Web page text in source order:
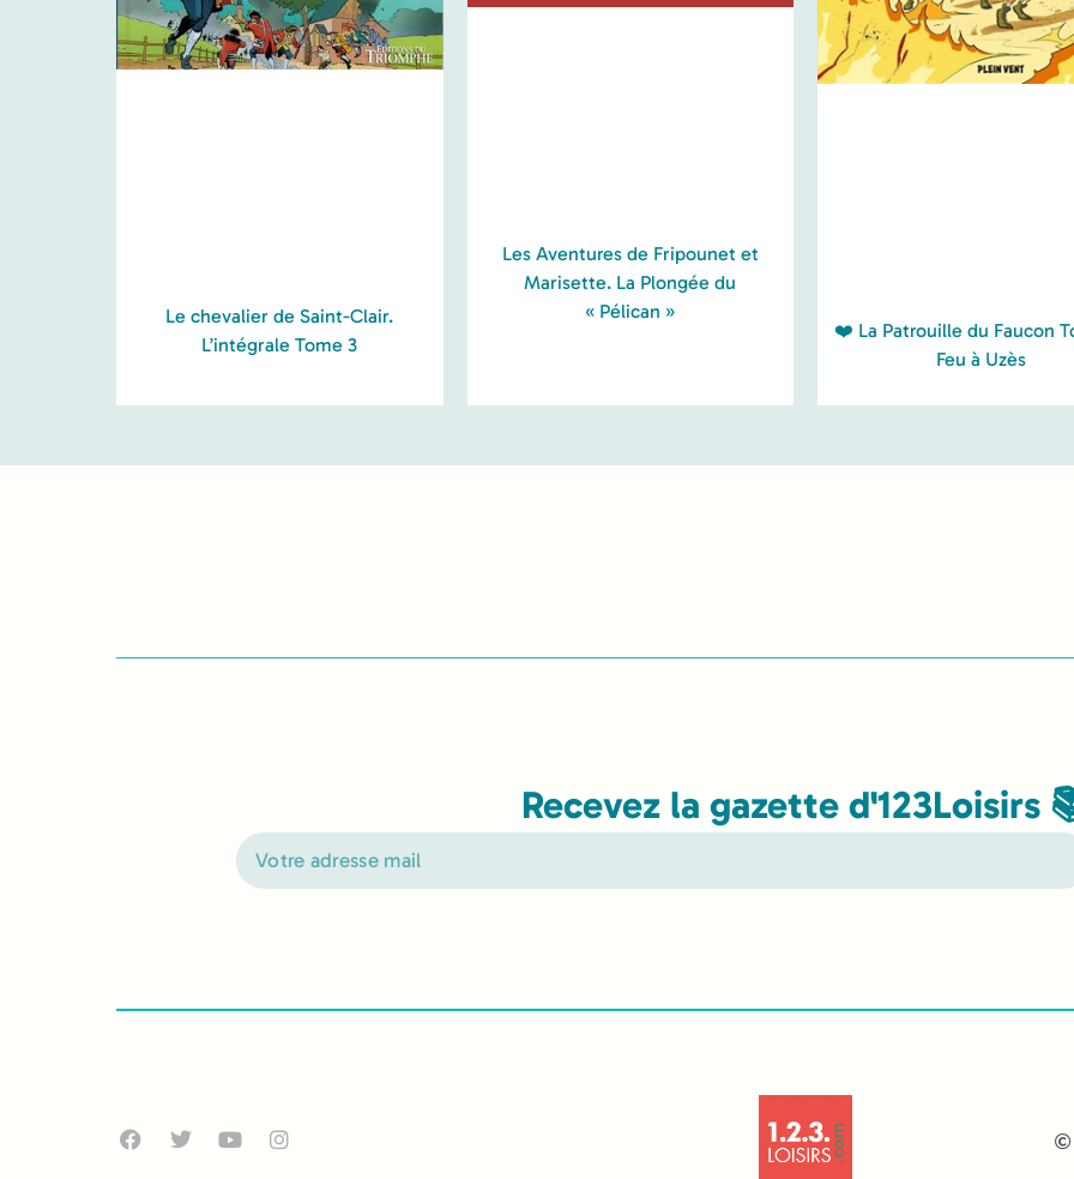
Le chevalier de Saint-Clair.
L’intégrale Tome 3
Les Aventures de Fripounet et
Marisette. La Plongée du
« Pélican »
❤️ La Patrouille du Faucon
Feu à Uzès
Recevez la gazette d'123Loisirs